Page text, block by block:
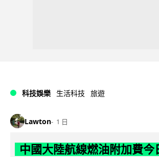
科技娛樂 生活科技 旅遊
Lawton 1 日
中國大陸航線燃油附加費今